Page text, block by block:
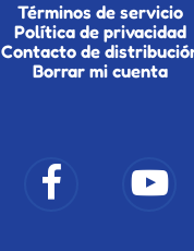
Términos de servicio
Política de privacidad
Contacto de
Borrar mi cuenta
facebook youtube